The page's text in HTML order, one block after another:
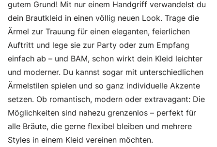
gutem Grund! Mit nur einem Handgriff verwandelst du
dein Brautkleid in einen völlig neuen Look. Trage die
Ärmel zur Trauung für einen eleganten, feierlichen
Auftritt und lege sie zur Party oder zum Empfang
einfach ab – und BAM, schon wirkt dein Kleid leichter
und moderner. Du kannst sogar mit unterschiedlichen
Ärmelstilen spielen und so ganz individuelle Akzente
setzen. Ob romantisch, modern oder extravagant: Die
Möglichkeiten sind nahezu grenzenlos – perfekt für
alle Bräute, die gerne flexibel bleiben und mehrere
Styles in einem Kleid vereinen möchten.